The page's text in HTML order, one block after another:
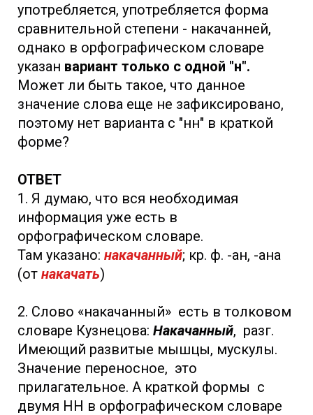
употребляется, употребляется форма
сравнительной степени - накачанней,
однако в орфографическом словаре
указан вариант только с одной "н".
Может ли быть такое, что данное
значение слова еще не зафиксировано,
поэтому нет варианта с "нн" в краткой
форме?
ОТВЕТ
1. Я думаю, что вся необходимая
информация уже есть в
орфографическом словаре.
Там указано: накачанный; кр. ф. -ан, -ана
(от накачать)
2. Слово «накачанный» есть в толковом
словаре Кузнецова: Накачанный, разг.
Имеющий развитые мышцы, мускулы.
Значение переносное, это
прилагательное. А краткой формы с
двумя НН в орфографическом словаре